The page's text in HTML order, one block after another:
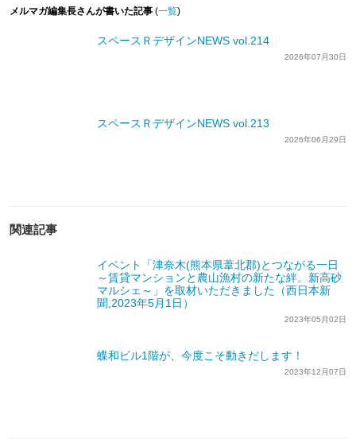
メルマガ編集長さんが書いた記事 (一覧)
スペースＲデザインNEWS vol.214
2026年07月30日
スペースＲデザインNEWS vol.213
2026年06月29日
関連記事
イベント「津奈木(熊本県葦北郡)とつながる一日
～賃貸マンションと農山漁村の新たな絆。新高砂
マルシェ～」を取材いただきました（西日本新
聞,2023年5月1日）
2023年05月02日
蝶和ビル1階が、今度こそ動きだします！
2023年12月07日